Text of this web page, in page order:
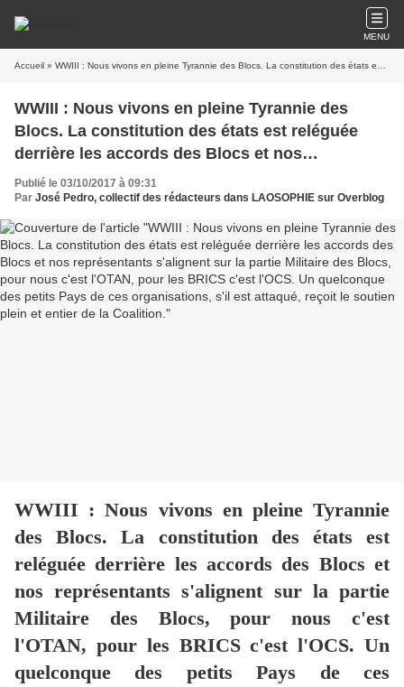
MENU
Accueil » WWIII : Nous vivons en pleine Tyrannie des Blocs. La constitution des états est reléguée derrière les accords des Blocs et nos représentants s'alignent sur la partie Militaire des Blocs, pour nous c'est l'OTAN, pour les BRICS c'est l'OCS. Un quelconque des petits Pays de ces organisations, s'il est attaqué, reçoit le soutien plein et entier de la Coalition.
WWIII : Nous vivons en pleine Tyrannie des
Blocs. La constitution des états est reléguée
derrière les accords des Blocs et nos
représentants s'alignent sur la partie Militaire
des Blocs, pour nous c'est l'OTAN, pour les
BRICS c'est l'OCS. Un quelconque des petits
Pays de ces organisations, s'il est attaqué,
reçoit le soutien plein et entier de la Coalition.
Publié le 03/10/2017 à 09:31
Par José Pedro, collectif des rédacteurs dans LAOSOPHIE sur Overblog
WWIII : Nous vivons en pleine Tyrannie
des Blocs. La constitution des états est
reléguée derrière les accords des Blocs et
nos représentants s'alignent sur la partie
Militaire des Blocs, pour nous c'est
l'OTAN, pour les BRICS c'est l'OCS. Un
quelconque des petits Pays de ces